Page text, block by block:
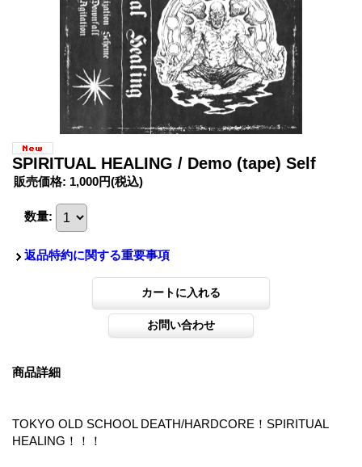
SPIRITUAL HEALING / Demo (tape) Self
販売価格: 1,000円(税込)
数量:
返品特約に関する重要事項
商品詳細
TOKYO OLD SCHOOL DEATH/HARDCORE！SPIRITUAL
HEALING！！！